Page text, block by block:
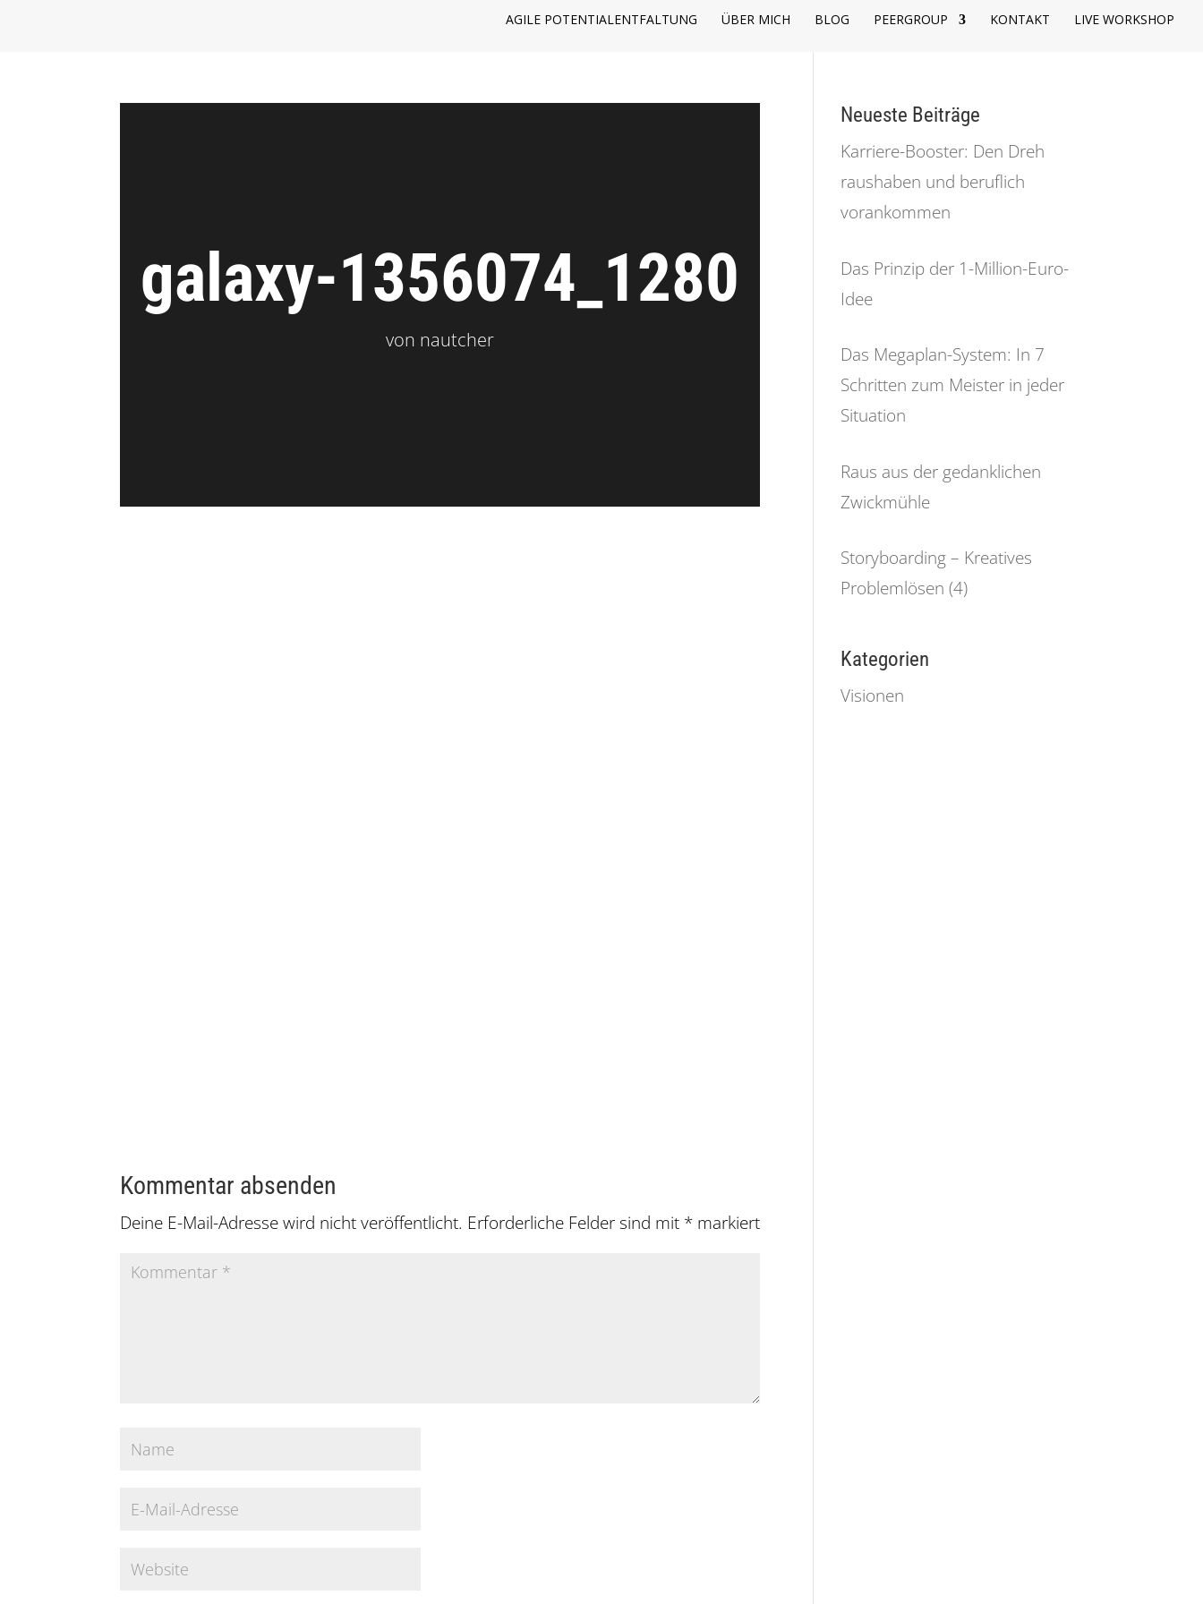
AGILE POTENTIALENTFALTUNG ÜBER MICH BLOG PEERGROUP KONTAKT LIVE WORKSHOP
galaxy-1356074_1280
von nautcher
Kommentar absenden
Deine E-Mail-Adresse wird nicht veröffentlicht. Erforderliche Felder sind mit * markiert
Neueste Beiträge
Karriere-Booster: Den Dreh
raushaben und beruflich
vorankommen
Das Prinzip der 1-Million-Euro-
Idee
Das Megaplan-System: In 7
Schritten zum Meister in jeder
Situation
Raus aus der gedanklichen
Zwickmühle
Storyboarding – Kreatives
Problemlösen (4)
Kategorien
Visionen